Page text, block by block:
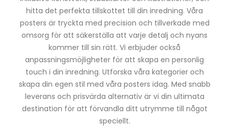
hitta det perfekta tillskottet till din inredning. Våra
posters är tryckta med precision och tillverkade med
omsorg för att säkerställa att varje detalj och nyans
kommer till sin rätt. Vi erbjuder också
anpassningsmöjligheter för att skapa en personlig
touch i din inredning. Utforska våra kategorier och
skapa din egen stil med våra posters idag. Med snabb
leverans och prisvärda alternativ är vi din ultimata
destination för att förvandla ditt utrymme till något
speciellt.